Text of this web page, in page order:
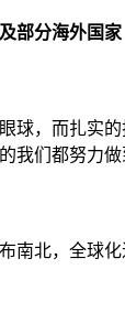
？
部分海外国家
球，而扎实
我们都努力做
南北，全球